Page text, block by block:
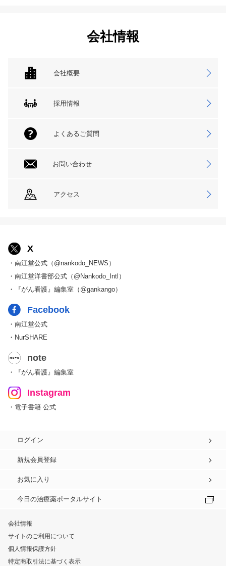
会社情報
会社概要
採用情報
よくあるご質問
お問い合わせ
アクセス
X
・南江堂公式（@nankodo_NEWS）
・南江堂洋書部公式（@Nankodo_Intl）
・『がん看護』編集室（@gankango）
Facebook
・南江堂公式
・NurSHARE
note
・『がん看護』編集室
Instagram
・電子書籍 公式
ログイン
新規会員登録
お気に入り
今日の治療薬ポータルサイト
会社情報
サイトのご利用について
個人情報保護方針
特定商取引法に基づく表示